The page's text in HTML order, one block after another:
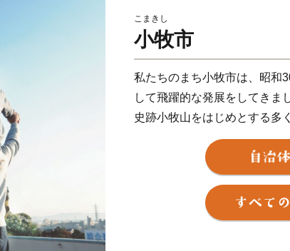
こまきし
小牧市
私たちのまち小牧市は、昭和
して飛躍的な発展をしてきま
史跡小牧山をはじめとする多
文化の薫るまちでもあります